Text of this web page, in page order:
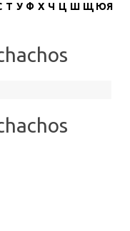
Т У Ф Х Ч Ц Ш Щ ЮЯ